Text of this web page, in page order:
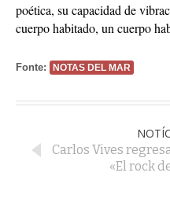
poética, su capacidad de
cuerpo habitado, un cuerpo
Fonte: NOTAS DEL MAR
Carlos Vives
«El rock